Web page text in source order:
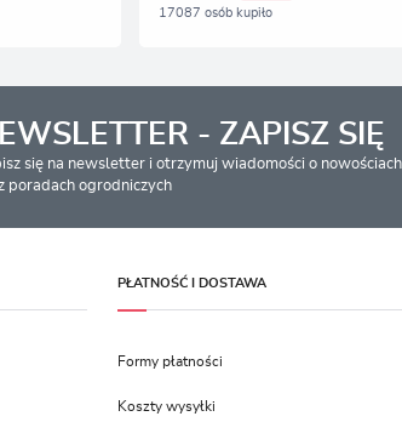
17087 osób kupiło
- ZAPISZ SIĘ
się na newsletter i otrzymuj wiadomości o
poradach ogrodniczych
PŁATNOŚĆ I DOSTAWA
Formy płatności
Koszty wysyłki